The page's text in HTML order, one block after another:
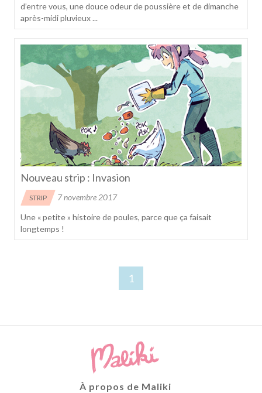
d’entre vous, une douce odeur de poussière et de dimanche
après-midi pluvieux ...
Nouveau strip : Invasion
STRIP
7 novembre 2017
Une « petite » histoire de poules, parce que ça faisait
longtemps !
1
À propos de Maliki